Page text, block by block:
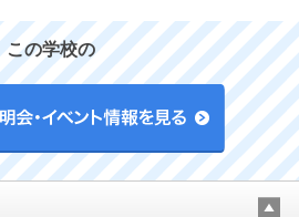
最近見た学校
この学校の